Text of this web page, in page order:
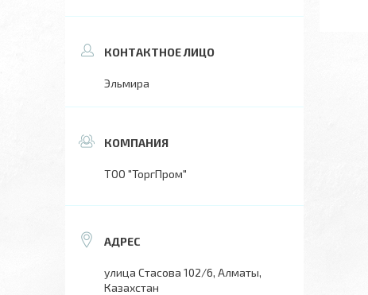
Эльмира
ТОО "ТоргПром"
улица Стасова 102/6, Алматы,
Казахстан